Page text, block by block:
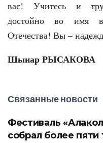
вас! Учитесь и
достойно во имя
Отечества! Вы –
Шынар РЫСАКОВА
Связанные новости
Фестиваль
собрал более пяти